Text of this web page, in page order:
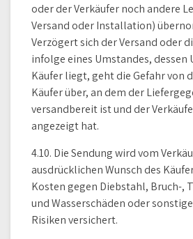
oder der Verkäufer noch andere
Versand oder Installation)
Verzögert sich der Versand oder
infolge eines Umstandes, dessen
Käufer liegt, geht die Gefahr von
Käufer über, an dem der
versandbereit ist und der
angezeigt hat.
4.10. Die Sendung wird vom
ausdrücklichen Wunsch des
Kosten gegen Diebstahl, Bruch-,
und Wasserschäden oder
Risiken versichert.